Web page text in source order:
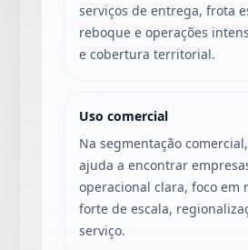
serviços de entrega, frota
reboque e operações
e cobertura territorial.
Uso comercial
Na segmentação comercial,
ajuda a encontrar
operacional clara, foco em
forte de escala,
serviço.